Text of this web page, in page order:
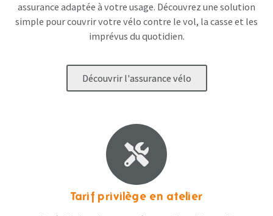
assurance adaptée à votre usage. Découvrez une solution
simple pour couvrir votre vélo contre le vol, la casse et les
imprévus du quotidien.
Découvrir l'assurance vélo
Tarif privilège en atelier